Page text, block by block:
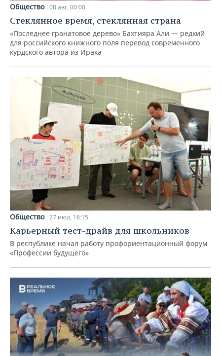
Общество 08 авг, 00:00
Стеклянное время, стеклянная страна
«Последнее гранатовое дерево» Бахтияра Али — редкий
для российского книжного поля перевод современного
курдского автора из Ирака
Общество 27 июл, 16:15
Карьерный тест-драйв для школьников
В республике начал работу профориентационный форум
«Профессии будущего»